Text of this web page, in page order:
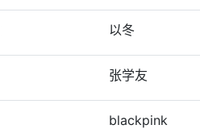
以冬
张学友
blackpink